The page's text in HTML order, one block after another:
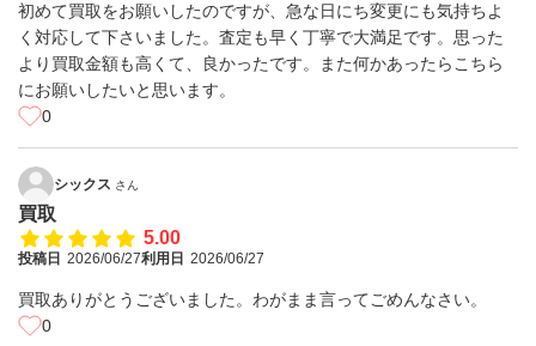
初めて買取をお願いしたのですが、急な日にち変更にも気持ちよ
く対応して下さいました。査定も早く丁寧で大満足です。思った
より買取金額も高くて、良かったです。また何かあったらこちら
にお願いしたいと思います。
0
シックス さん
買取
5.00
投稿日 2026/06/27利用日 2026/06/27
買取ありがとうございました。わがまま言ってごめんなさい。
0